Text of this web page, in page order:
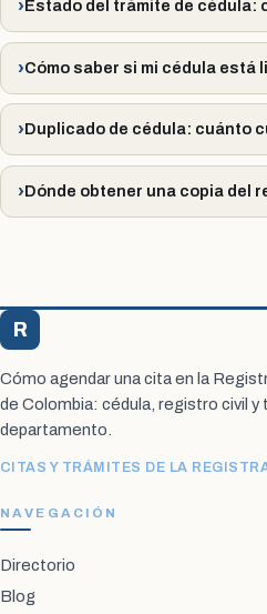
Estado del trámite de cédula:
Cómo saber si mi cédula está
Duplicado de cédula: cuánto
Dónde obtener una copia del
R
Cómo agendar una cita en la
de Colombia: cédula, registro civil y
departamento.
CITAS Y TRÁMITES DE LA
NAVEGACIÓN
Directorio
Blog